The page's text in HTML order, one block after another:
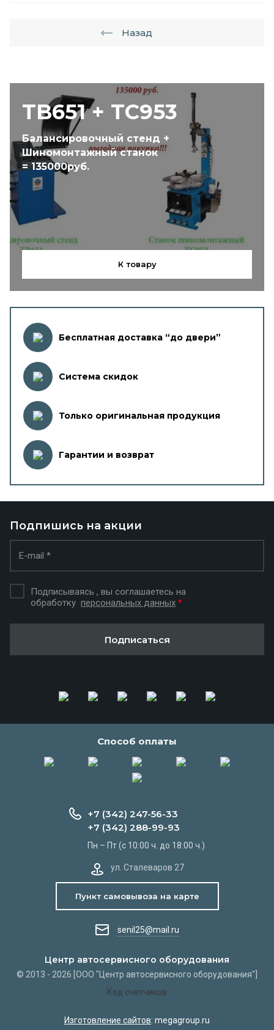
TB651 + TC953
Балансировочный стенд +
Шиномонтажный станок
= 135000руб.
К товару
Назад
Бесплатная доставка “до двери”
Система скидок
Только оригинальная продукция
Гарантии и возврат
Подпишись на акции
Подписываясь , вы соглашаетесь на
обработку персональных данных *
Подписаться
Способ оплаты
Центр автосервисного оборудования
© 2013 - 2026 [ООО "Центр автосервисного оборудования"]
Код счетчиков
+7 (342) 247-56-33
+7 (342) 288-99-93
Пн – Пт (с 10:00 ч. до 18:00 ч.)
ул. Сталеваров 27
Пункт самовывоза на карте
senil25@mail.ru
Изготовление сайтов: megagroup.ru